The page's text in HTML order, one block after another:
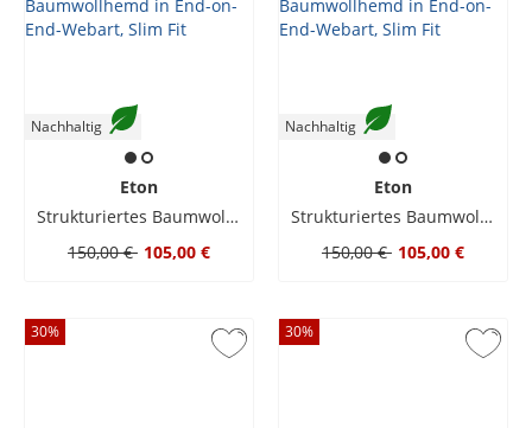
Nachhaltig
Eton
Strukturiertes Baumwollhemd in End-on-End-Webart, Slim Fit
150,00 € 105,00 €
Nachhaltig
Eton
Strukturiertes Baumwollhemd in End-on-End-Webart, Slim Fit
150,00 € 105,00 €
30% 30%